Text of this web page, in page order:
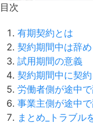
目次
有期契約とは
契約期間中は辞
試用期間の意義
契約期間中に契
労働者側が途中
事業主側が途中
まとめ_トラブル